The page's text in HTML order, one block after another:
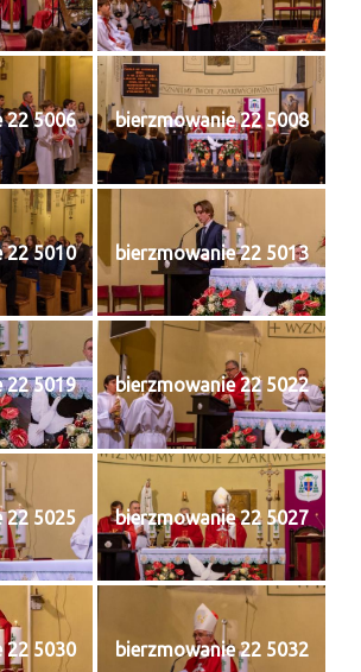
pojednania
małżeństwa
kapłaństwa
namaszczenia chorych
Palmowa 29.03.2026
02.04.2026
Piątek 03.04.2026
Sobota 04.04.2026
Miłosierdzia 12.04.2026
Ks. Mateusza 29.06.2025
Oktawy Bożego Ciała
22 5006 bierzmowanie 22 5008
22 5010 bierzmowanie 22 5013
22 5019 bierzmowanie 22 5022
22 5025 bierzmowanie 22 5027
22 5030 bierzmowanie 22 5032